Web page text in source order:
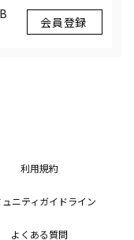
利用規約
ュニティガイドライン
よくある質問